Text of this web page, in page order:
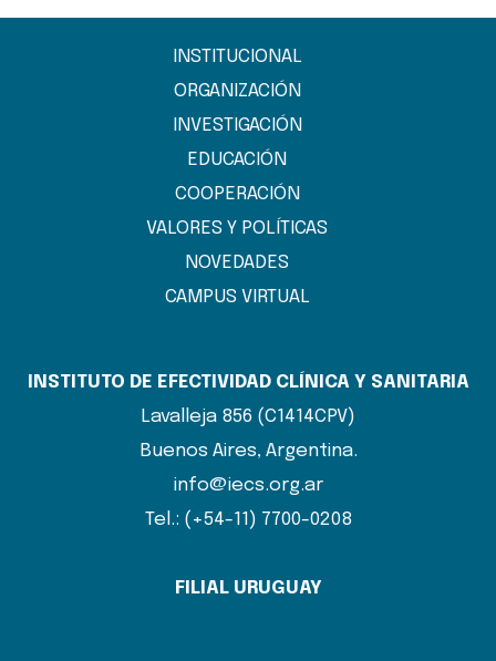
INSTITUCIONAL
ORGANIZACIÓN
INVESTIGACIÓN
EDUCACIÓN
COOPERACIÓN
VALORES Y POLÍTICAS
NOVEDADES
CAMPUS VIRTUAL
INSTITUTO DE EFECTIVIDAD CLÍNICA Y SANITARIA
Lavalleja 856 (C1414CPV)
Buenos Aires, Argentina.
info@iecs.org.ar
Tel.: (+54-11) 7700-0208
FILIAL URUGUAY